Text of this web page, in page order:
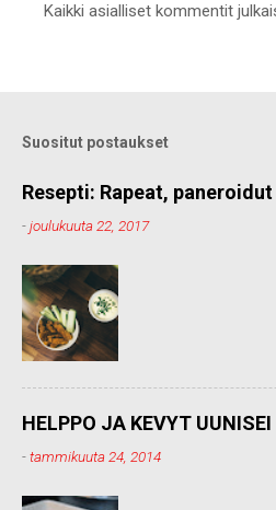
ä
m
e
t
i
Kaikki asialliset kommentit
Suositut postaukset
Resepti: Rapeat,
-joulukuuta 22, 2017
HELPPO JA KEVYT UUNISEI
-tammikuuta 24, 2014